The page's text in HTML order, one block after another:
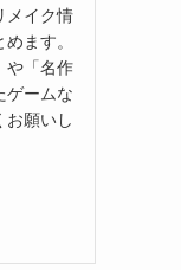
メイク情
ます。
や「名作
ゲームな
お願いし